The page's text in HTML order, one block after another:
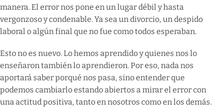
manera. El error nos pone en un lugar débil y hasta
vergonzoso y condenable. Ya sea un divorcio, un despido
laboral o algún final que no fue como todos esperaban.
Esto no es nuevo. Lo hemos aprendido y quienes nos lo
enseñaron también lo aprendieron. Por eso, nada nos
aportará saber porqué nos pasa, sino entender que
podemos cambiarlo estando abiertos a mirar el error con
una actitud positiva, tanto en nosotros como en los demás.